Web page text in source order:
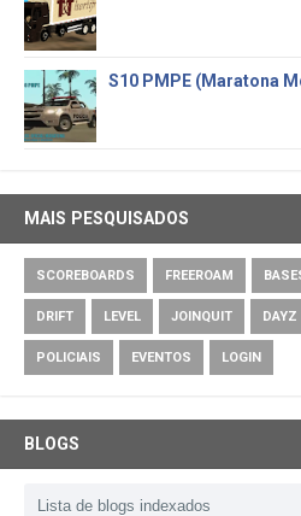
S10 PMPE (Maratona
MAIS PESQUISADOS
SCOREBOARDS FREEROAM
DRIFT LEVEL JOINQUIT DAYZ
POLICIAIS EVENTOS LOGIN
BLOGS